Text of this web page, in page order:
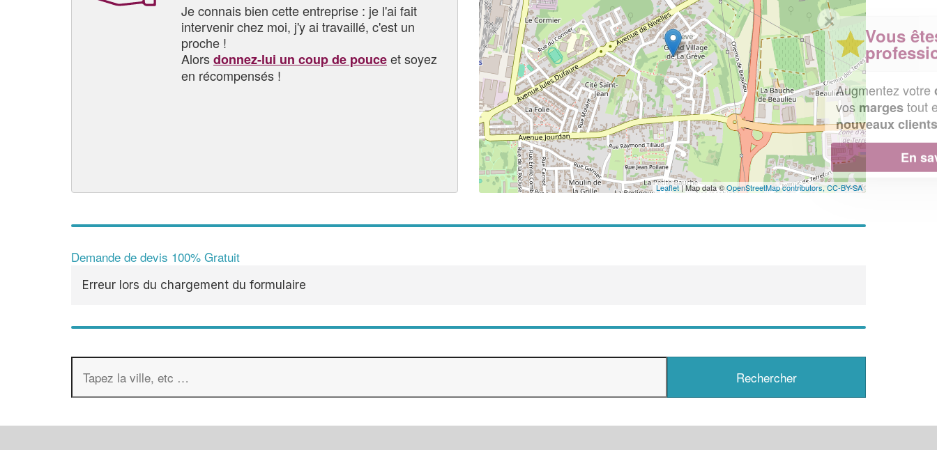
Je connais bien cette entreprise : je l'ai fait
intervenir chez moi, j'y ai travaillé, c'est un
proche !
Alorsdonnez-lui un coup de pouceet soyez
en récompensés !
Leaflet| Map data ©OpenStreetMap contributors, CC-BY-SA
Demande de devis 100% Gratuit
Erreur lors du chargement du formulaire
✕
Vous êtes un
professionnel ?
Augmentez votrechiffre d'affaireset
vosmargestout en gagnant de
nouveaux clients!
En savoir plus